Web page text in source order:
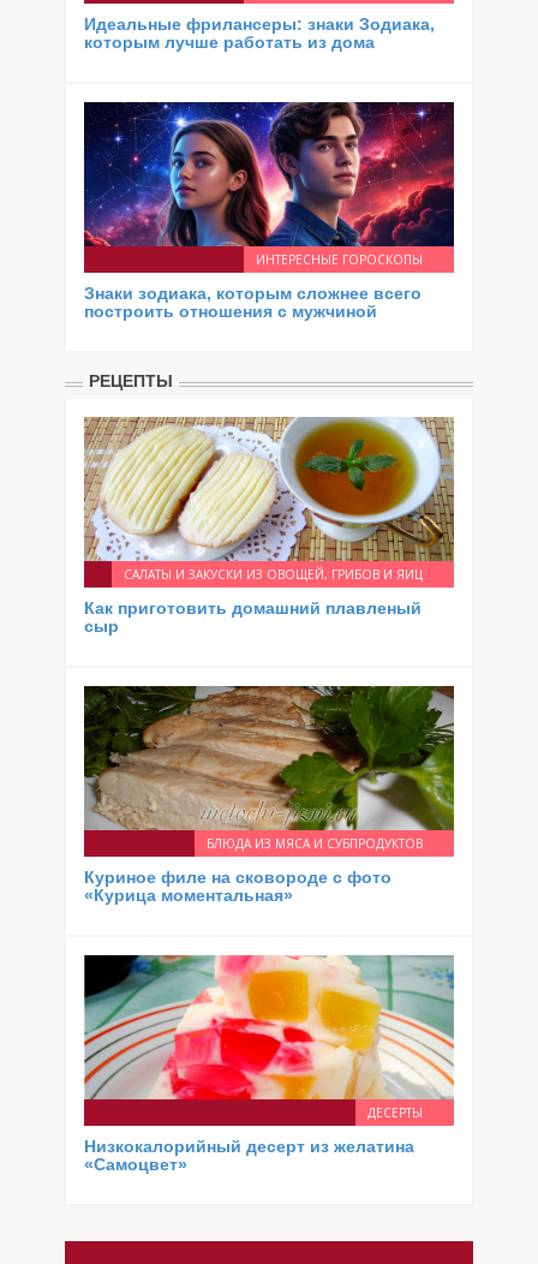
Идеальные фрилансеры: знаки Зодиака,
которым лучше работать из дома
ИНТЕРЕСНЫЕ ГОРОСКОПЫ
Знаки зодиака, которым сложнее всего
построить отношения с мужчиной
РЕЦЕПТЫ
САЛАТЫ И ЗАКУСКИ ИЗ ОВОЩЕЙ, ГРИБОВ И ЯИЦ
Как приготовить домашний плавленый
сыр
БЛЮДА ИЗ МЯСА И СУБПРОДУКТОВ
Куриное филе на сковороде с фото
«Курица моментальная»
ДЕСЕРТЫ
Низкокалорийный десерт из желатина
«Самоцвет»